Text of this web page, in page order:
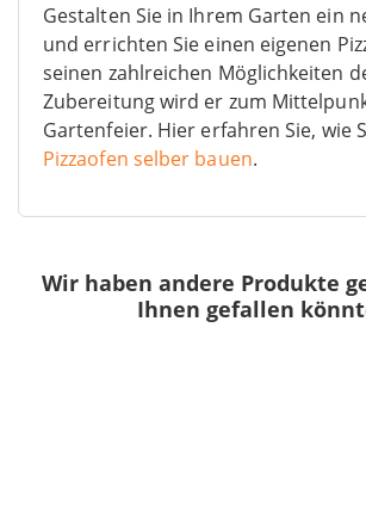
Gestalten Sie in Ihrem Garten ein
und errichten Sie einen eigenen
seinen zahlreichen Möglichkeiten
Zubereitung wird er zum
Gartenfeier. Hier erfahren Sie, wie
Pizzaofen selber bauen.
Wir haben andere Produkte
Ihnen gefallen